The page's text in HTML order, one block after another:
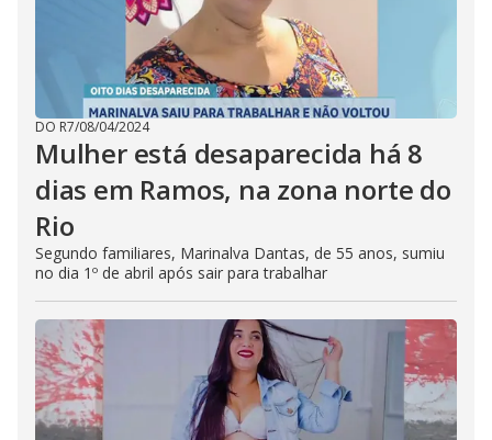
DO R7/08/04/2024
Mulher está desaparecida há 8
dias em Ramos, na zona norte do
Rio
Segundo familiares, Marinalva Dantas, de 55 anos, sumiu
no dia 1º de abril após sair para trabalhar